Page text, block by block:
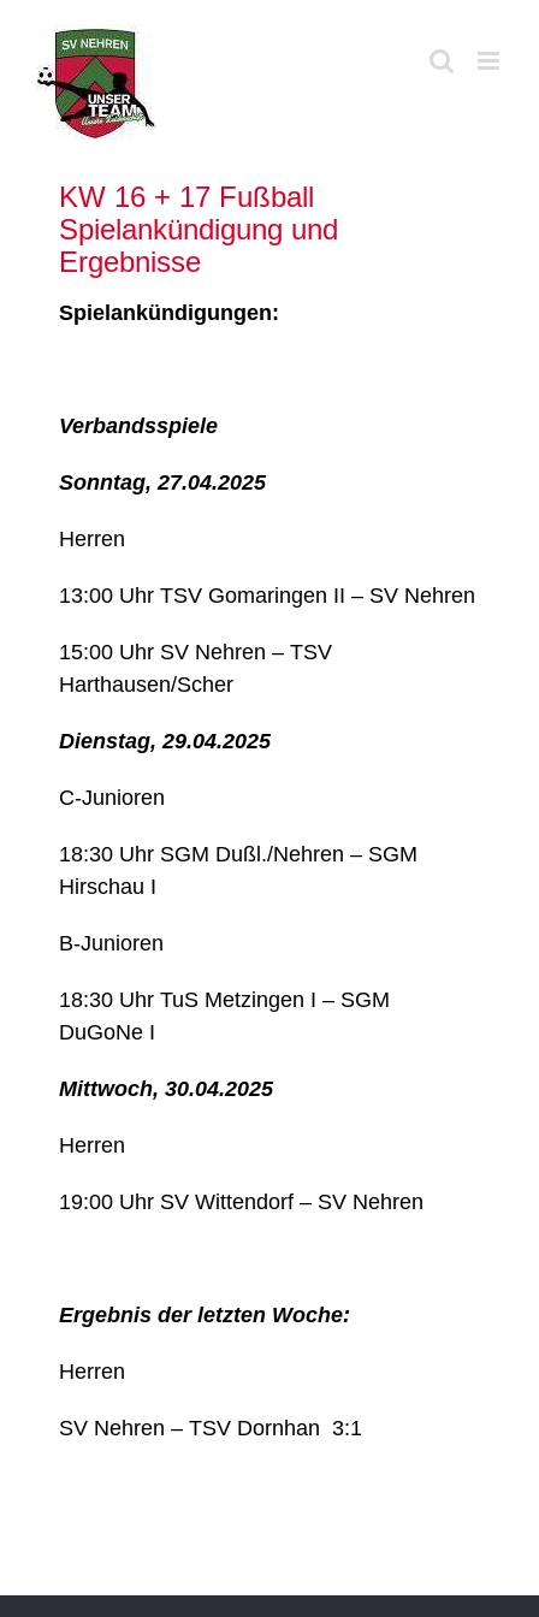
springen
KW 16 + 17 Fußball
Spielankündigung und
Ergebnisse
Spielankündigungen:
Verbandsspiele
Sonntag, 27.04.2025
Herren
13:00 Uhr TSV Gomaringen II – SV Nehren
15:00 Uhr SV Nehren – TSV
Harthausen/Scher
Dienstag, 29.04.2025
C-Junioren
18:30 Uhr SGM Dußl./Nehren – SGM
Hirschau I
B-Junioren
18:30 Uhr TuS Metzingen I – SGM
DuGoNe I
Mittwoch, 30.04.2025
Herren
19:00 Uhr SV Wittendorf – SV Nehren
Ergebnis der letzten Woche:
Herren
SV Nehren – TSV Dornhan 3:1